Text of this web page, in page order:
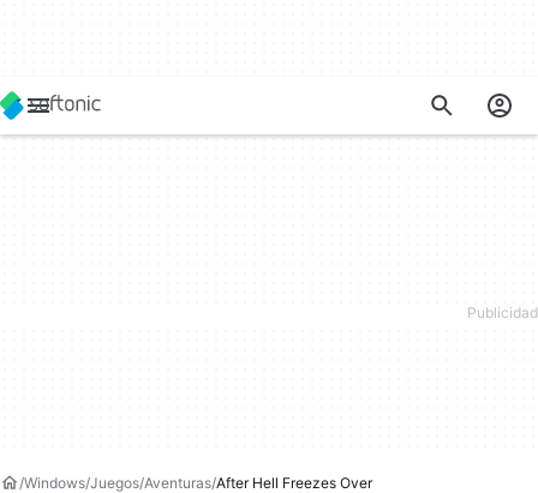
Windows Juegos Aventuras After Hell Freezes Over